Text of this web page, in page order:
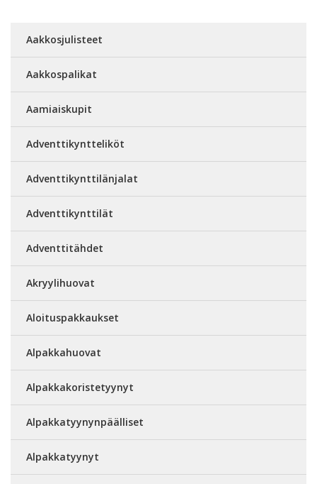
Aakkosjulisteet
Aakkospalikat
Aamiaiskupit
Adventtikyntteliköt
Adventtikynttilänjalat
Adventtikynttilät
Adventtitähdet
Akryylihuovat
Aloituspakkaukset
Alpakkahuovat
Alpakkakoristetyynyt
Alpakkatyynynpäälliset
Alpakkatyynyt